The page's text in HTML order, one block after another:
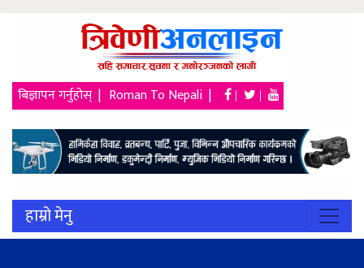
बिज्ञापन गर्नुहोस् | Roman To Nepali | | |
हाम्रो मेनु